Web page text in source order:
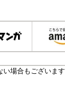
場合もございます